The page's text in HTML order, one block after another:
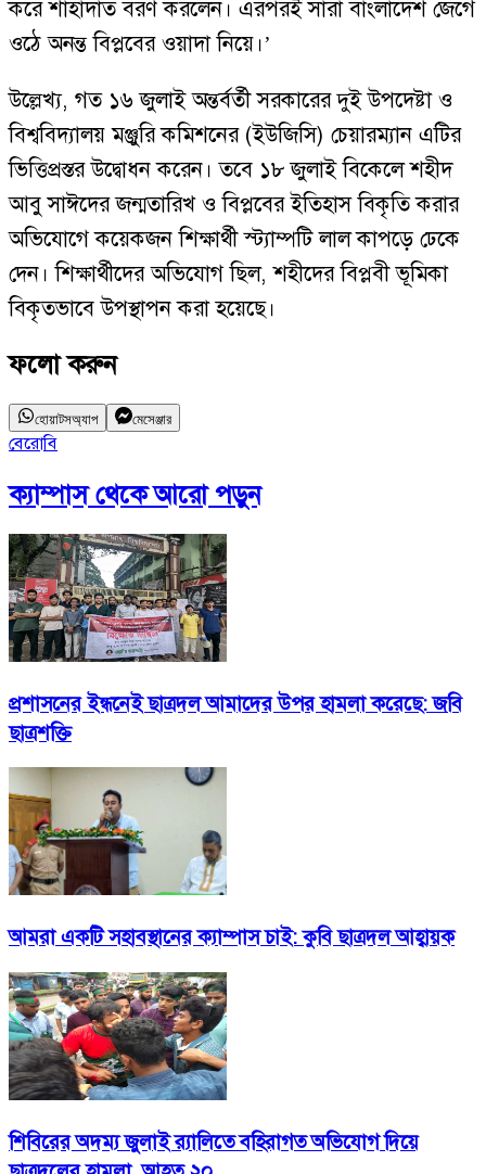
করে শাহাদাত বরণ করলেন। এরপরই সারা বাংলাদেশ জেগে
ওঠে অনন্ত বিপ্লবের ওয়াদা নিয়ে।’
উল্লেখ্য, গত ১৬ জুলাই অন্তর্বর্তী সরকারের দুই উপদেষ্টা ও
বিশ্ববিদ্যালয় মঞ্জুরি কমিশনের (ইউজিসি) চেয়ারম্যান এটির
ভিত্তিপ্রস্তর উদ্বোধন করেন। তবে ১৮ জুলাই বিকেলে শহীদ
আবু সাঈদের জন্মতারিখ ও বিপ্লবের ইতিহাস বিকৃতি করার
অভিযোগে কয়েকজন শিক্ষার্থী স্ট্যাম্পটি লাল কাপড়ে ঢেকে
দেন। শিক্ষার্থীদের অভিযোগ ছিল, শহীদের বিপ্লবী ভূমিকা
বিকৃতভাবে উপস্থাপন করা হয়েছে।
ফলো করুন
হোয়াটসঅ্যাপ মেসেঞ্জার
বেরোবি
ক্যাম্পাসথেকে আরো পড়ুন
প্রশাসনের ইন্ধনেই ছাত্রদল আমাদের উপর হামলা করেছে: জবি
ছাত্রশক্তি
আমরা একটি সহাবস্থানের ক্যাম্পাস চাই: কুবি ছাত্রদল আহ্বায়ক
শিবিরের অদম্য জুলাই র‍্যালিতে বহিরাগত অভিযোগ দিয়ে